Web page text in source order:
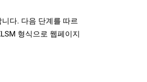
다. 다음 단계를 따르
형식으로 웹페이지